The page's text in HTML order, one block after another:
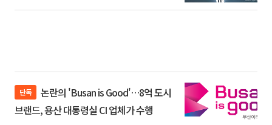
단독
브랜드, 용산 대통령실 CI 업체가 수행